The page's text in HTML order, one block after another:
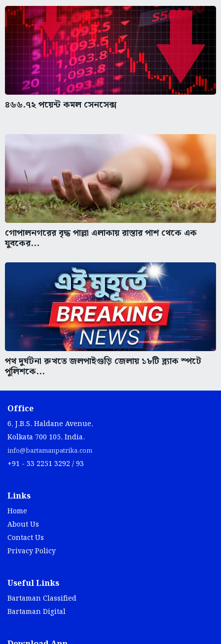
৪৬৬.৭২ পয়েন্ট কমল সেনসেক্স
গোপালনগরের বৃদ্ধ পাল্লা এলাকায় রাস্তার পাশ থেকে এক
যুবকের...
পথ দুর্ঘটনা রুখতে জলপাইগুড়ি জেলায় ১৮টি ব্ল্যাক স্পটে
পুলিশকে...
Office
6, J.B.S. Haldane Avenue,
Kolkata 700 105, India.
info@bartamanpatrika.com
+91 - 33 2251 3292 / 93
Links
Home
About Us
Contact Us
Privacy Policy
Useful Links
Bartaman Classified
Bartaman Digital